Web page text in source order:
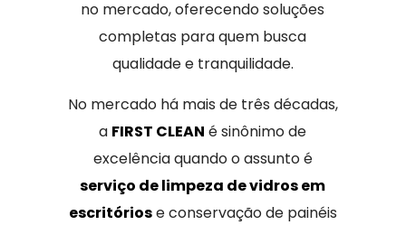
no mercado, oferecendo soluções
completas para quem busca
qualidade e tranquilidade.
No mercado há mais de três décadas,
a FIRST CLEAN é sinônimo de
excelência quando o assunto é
serviço de limpeza de vidros em
escritóriose conservação de painéis